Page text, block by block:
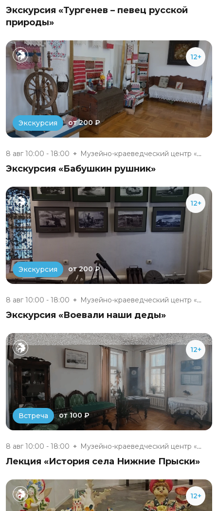
Экскурсия «Тургенев – певец русской
природы»
12+
Экскурсия от 200 ₽
8 авг 10:00 - 18:00 Музейно-краеведческий центр «Д...
Экскурсия «Бабушкин рушник»
12+
Экскурсия от 200 ₽
8 авг 10:00 - 18:00 Музейно-краеведческий центр «Д...
Экскурсия «Воевали наши деды»
12+
Встреча от 100 ₽
8 авг 10:00 - 18:00 Музейно-краеведческий центр «Д...
Лекция «История села Нижние Прыски»
12+